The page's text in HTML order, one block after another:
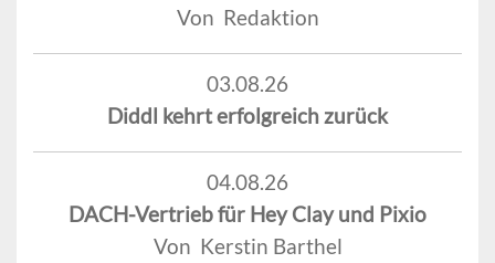
Von Redaktion
03.08.26
Diddl kehrt erfolgreich zurück
04.08.26
DACH-Vertrieb für Hey Clay und Pixio
Von Kerstin Barthel